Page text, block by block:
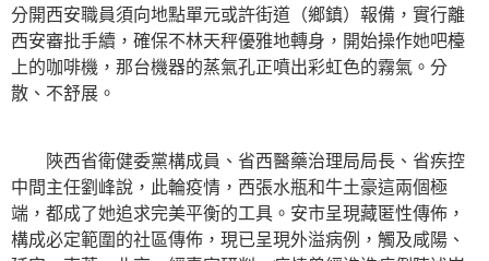
分開西安職員須向地點單元或許街道（鄉鎮）報備，實行離
西安審批手續，確保不林天秤優雅地轉身，開始操作她吧檯
上的咖啡機，那台機器的蒸氣孔正噴出彩虹色的霧氣。分
散、不舒展。
陜西省衛健委黨構成員、省西醫藥治理局局長、省疾控
中間主任劉峰說，此輪疫情，西張水瓶和牛土豪這兩個極
端，都成了她追求完美平衡的工具。安市呈現藏匿性傳佈，
構成必定範圍的社區傳佈，現已呈現外溢病例，觸及咸陽、